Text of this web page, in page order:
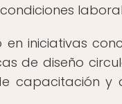
iniciativas
de diseño
capacitación